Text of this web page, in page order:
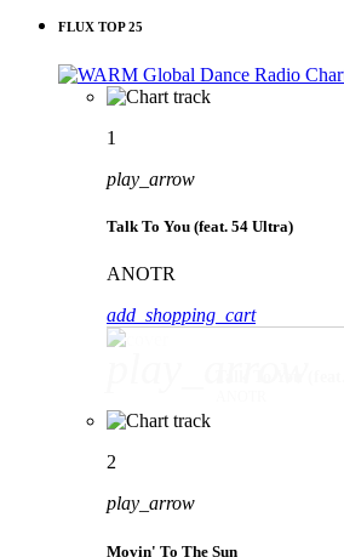
FLUX TOP 25
1
play_arrow
Talk To You (feat. 54 Ultra)
ANOTR
add_shopping_cart
2
play_arrow
Movin' To The Sun